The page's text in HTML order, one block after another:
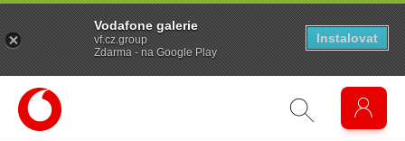
Vodafone galerie
vf.cz.group
Zdarma - na Google Play
Instalovat